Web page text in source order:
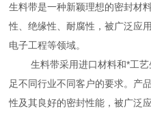
生料带是一种新颖理想的密封材
性、绝缘性、耐腐性，被广泛应
电子工程等领域。
生料带采用进口材料和*工艺
足不同行业不同客户的要求。产
性及其良好的密封性能，被广泛